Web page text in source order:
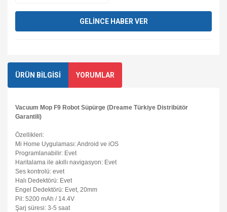
GELİNCE HABER VER
ÜRÜN BİLGİSİ YORUMLAR
Vacuum Mop F9 Robot Süpürge (Dreame Türkiye Distribütör
Garantili)
Özellikleri:
Mi Home Uygulaması: Android ve iOS
Programlanabilir: Evet
Haritalama ile akıllı navigasyon: Evet
Ses kontrolü: evet
Halı Dedektörü: Evet
Engel Dedektörü: Evet, 20mm
Pil: 5200 mAh / 14.4V
Şarj süresi: 3-5 saat